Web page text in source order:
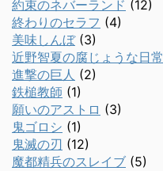
約束のネバーランド (12)
終わりのセラフ (4)
美味しんぼ(3)
近野智夏の腐じょうな日常
進撃の巨人 (2)
鉄槌教師 (1)
願いのアストロ (3)
鬼ゴロシ (1)
鬼滅の刃 (12)
魔都精兵のスレイブ (5)